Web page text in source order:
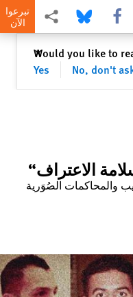
Share this via Facebook
Share this via Bluesky
Share this via مشاركة
تبرعوا
الآن
Would you like to
Yes
No, don't
✕إغلاق
الاعتراف“
والمحاكمات الصُوَرية